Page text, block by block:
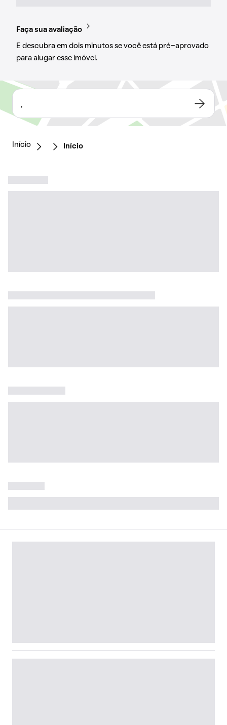
Faça sua avaliação
E descubra em dois minutos se você está pré-aprovado
para alugar esse imóvel.
,
Início Início